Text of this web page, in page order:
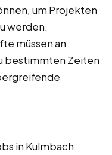
um Projekten
werden.
müssen an
bestimmten Zeiten
in Kulmbach